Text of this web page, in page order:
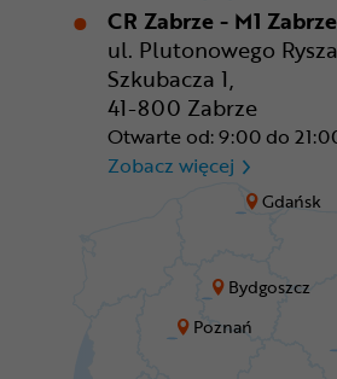
Bydgoszcz
Gdańsk
Poznań
CR Zabrze - M1 Zabrze
ul. Plutonowego
Szkubacza 1,
41-800 Zabrze
Otwarte od: 9:00 do
Zobacz więcej CR